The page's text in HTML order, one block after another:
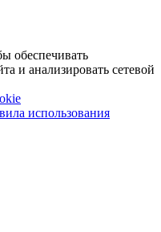
обеспечивать
и анализировать сетевой
использования